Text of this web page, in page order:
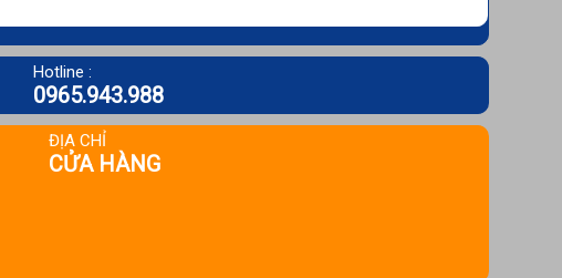
Hotline :
0965.943.988
ĐỊA CHỈ
CỬA HÀNG